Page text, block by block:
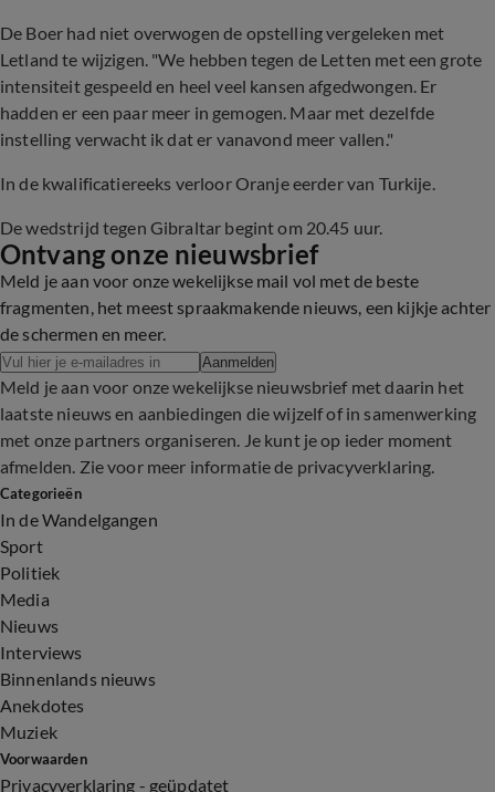
De Boer had niet overwogen de opstelling vergeleken met
Letland te wijzigen. "We hebben tegen de Letten met een grote
intensiteit gespeeld en heel veel kansen afgedwongen. Er
hadden er een paar meer in gemogen. Maar met dezelfde
instelling verwacht ik dat er vanavond meer vallen."
In de kwalificatiereeks verloor Oranje eerder van Turkije.
De wedstrijd tegen Gibraltar begint om 20.45 uur.
Ontvang onze nieuwsbrief
Meld je aan voor onze wekelijkse mail vol met de beste
fragmenten, het meest spraakmakende nieuws, een kijkje achter
de schermen en meer.
Aanmelden
Meld je aan voor onze wekelijkse nieuwsbrief met daarin het
laatste nieuws en aanbiedingen die wijzelf of in samenwerking
met onze partners organiseren. Je kunt je op ieder moment
afmelden. Zie voor meer informatie de privacyverklaring.
Categorieën
In de Wandelgangen
Sport
Politiek
Media
Nieuws
Interviews
Binnenlands nieuws
Anekdotes
Muziek
Voorwaarden
Privacyverklaring - geüpdatet